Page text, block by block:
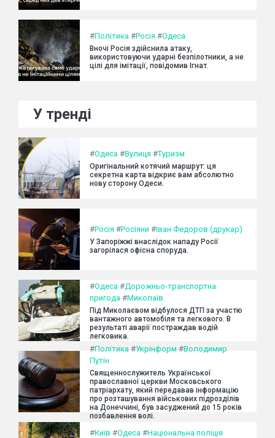
#Політика #Росія #Одеса
Вночі Росія здійснила атаку,
використовуючи ударні безпілотники, а не
цілі для імітації, повідомив Ігнат.
У тренді
#Одеса #Вулиця #Туризм
Оригінальний котячий маршрут: ця
секретна карта відкриє вам абсолютно
нову сторону Одеси.
#Росія #Росіяни #Іван Федоров (друкар)
У Запоріжжі внаслідок нападу Росії
загорілася офісна споруда.
#Одеса #Дорожньо-транспортна
пригода #Миколаїв
Під Миколаєвом відбулося ДТП за участю
вантажного автомобіля та легкового. В
результаті аварії постраждав водій
легковика.
#Політика #Укрінформ #Володимир
Путін
Священнослужитель Української
православної церкви Московського
патріархату, який передавав інформацію
про розташування військових підрозділів
на Донеччині, був засуджений до 15 років
позбавлення волі.
#Київ #Одеса #Національна поліція